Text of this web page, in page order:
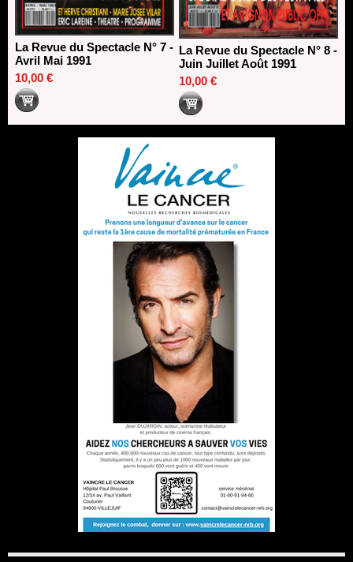
La Revue du Spectacle N° 7 -
Avril Mai 1991
10,00 €
La Revue du Spectacle N° 8 -
Juin Juillet Août 1991
10,00 €